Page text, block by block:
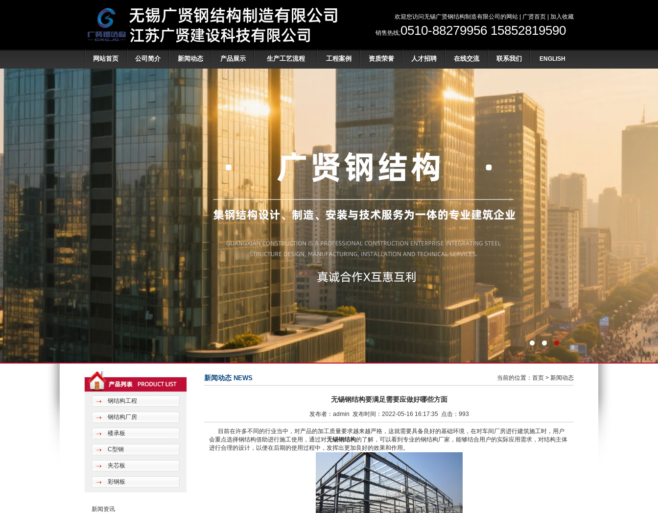
欢迎您访问无锡广贤钢结构制造有限公司的网站 | 广贤首页 | 加入收藏
销售热线;0510-88279956 15852819590
网站首页 公司简介 新闻动态 产品展示 生产工艺流程 工程案例 资质荣誉 人才招聘 在线交流 联系我们 ENGLISH
钢结构工程
钢结构厂房
楼承板
C型钢
夹芯板
彩钢板
新闻资讯
新闻动态 NEWS 当前的位置： 首页 > 新闻动态
无锡钢结构要满足需要应做好哪些方面
发布者：admin 发布时间：2022-05-16 16:17:35 点击：993
目前在许多不同的行业当中，对产品的加工质量要求越来越严格，这就需要具备良好的基础环境，在对车间厂房进行建筑施工时，用户
会重点选择钢结构借助进行施工使用，通过对无锡钢结构的了解，可以看到专业的钢结构厂家，能够结合用户的实际应用需求，对结构主体
进行合理的设计，以便在后期的使用过程中，发挥出更加良好的效果和作用。